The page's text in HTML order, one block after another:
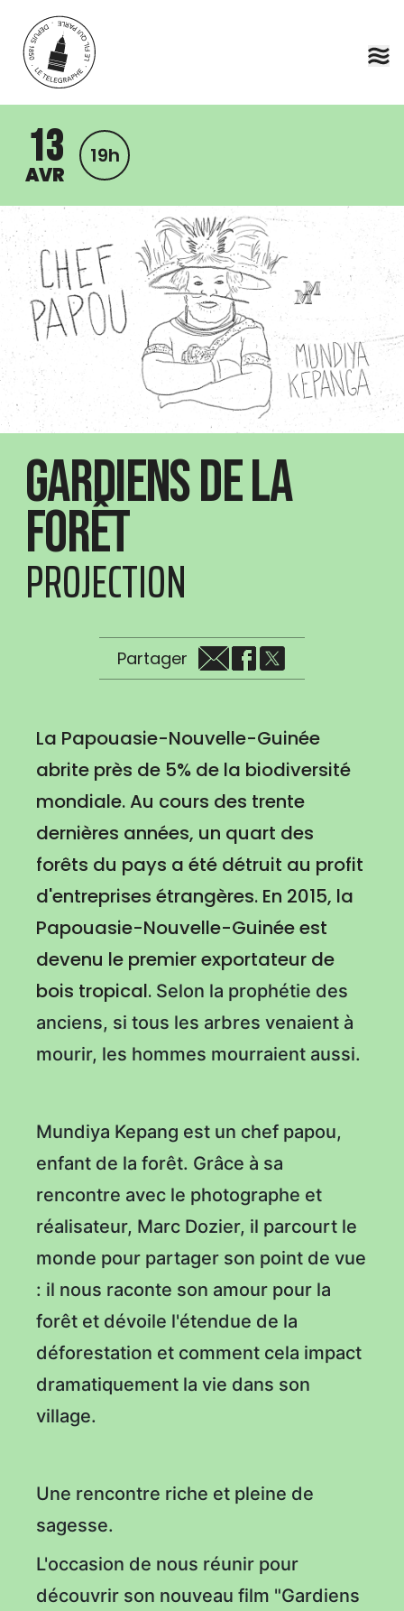
Aller au contenu principal
13
AVR
19h
Gardiens de la
Forêt
PROJECTION
Partager
La Papouasie-Nouvelle-Guinée
abrite près de 5% de la biodiversité
mondiale. Au cours des trente
dernières années, un quart des
forêts du pays a été détruit au profit
d'entreprises étrangères. En 2015, la
Papouasie-Nouvelle-Guinée est
devenu le premier exportateur de
bois tropical. Selon la prophétie des
anciens, si tous les arbres venaient à
mourir, les hommes mourraient aussi.
Mundiya Kepang est un chef papou,
enfant de la forêt. Grâce à sa
rencontre avec le photographe et
réalisateur, Marc Dozier, il parcourt le
monde pour partager son point de vue
: il nous raconte son amour pour la
forêt et dévoile l'étendue de la
déforestation et comment cela impact
dramatiquement la vie dans son
village.
Une rencontre riche et pleine de
sagesse.
L'occasion de nous réunir pour
découvrir son nouveau film "Gardiens